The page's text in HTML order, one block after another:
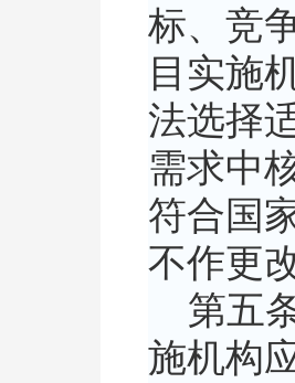
标、竞
目实施
法选择
需求中
符合国
不作更
第五
施机构